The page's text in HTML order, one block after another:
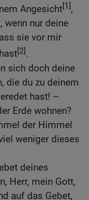
Angesicht[1],
wenn nur deine
sie vor mir
[2].
sich doch deine
die du zu deinem
hast! –
Erde wohnen?
der Himmel
weniger dieses
deines
Herr, mein Gott,
auf das Gebet,